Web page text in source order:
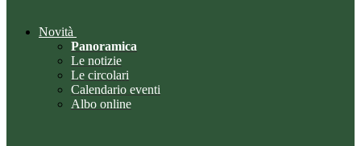
Novità
Panoramica
Le notizie
Le circolari
Calendario eventi
Albo online